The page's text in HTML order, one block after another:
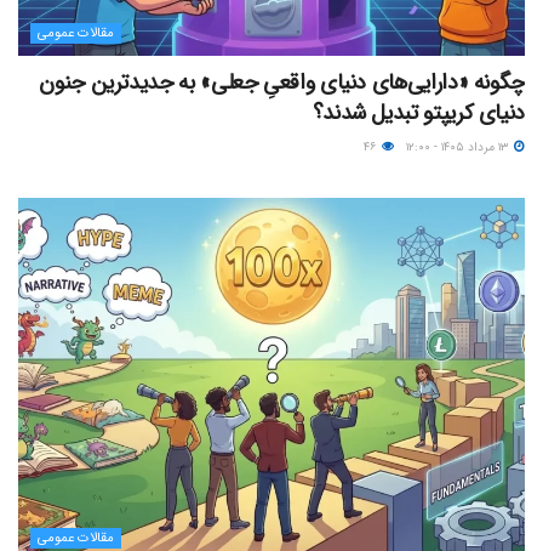
مقالات عمومی
چگونه «دارایی‌های دنیای واقعیِ جعلی» به جدیدترین جنون
دنیای کریپتو تبدیل شدند؟
مقالات عمومی